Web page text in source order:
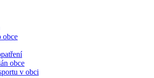
obce
obce
v obci